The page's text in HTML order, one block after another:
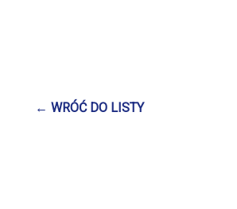
← WRÓĆ DO LISTY